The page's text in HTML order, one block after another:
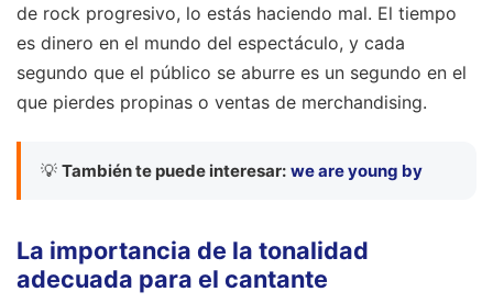
de rock progresivo, lo estás haciendo mal. El tiempo
es dinero en el mundo del espectáculo, y cada
segundo que el público se aburre es un segundo en el
que pierdes propinas o ventas de merchandising.
💡 También te puede interesar: we are young by
La importancia de la tonalidad
adecuada para el cantante